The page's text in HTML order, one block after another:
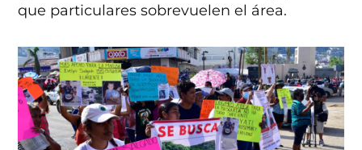
que particulares sobrevuelen el área.